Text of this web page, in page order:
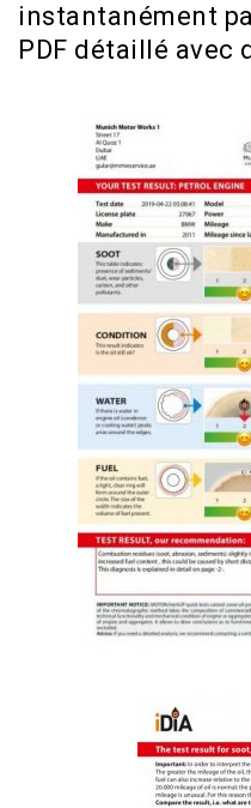
instantanément
PDF détaillé avec